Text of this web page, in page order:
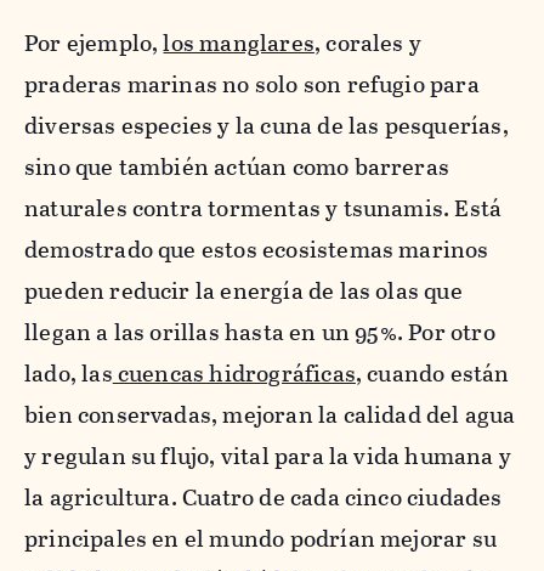
Por ejemplo,los manglares, corales y
praderas marinas no solo son refugio para
diversas especies y la cuna de las pesquerías,
sino que también actúan como barreras
naturales contra tormentas y tsunamis. Está
demostrado que estos ecosistemas marinos
pueden reducir la energía de las olas que
llegan a las orillas hasta en un 95%. Por otro
lado, lascuencas hidrográficas, cuando están
bien conservadas, mejoran la calidad del agua
y regulan su flujo, vital para la vida humana y
la agricultura. Cuatro de cada cinco ciudades
principales en el mundo podrían mejorar su